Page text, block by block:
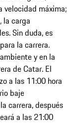
velocidad máxima;
la carga
Sin duda, es
la carrera.
y en la
de Catar. El
a las 11:00 hora
baje
carrera, después
a las 21:00